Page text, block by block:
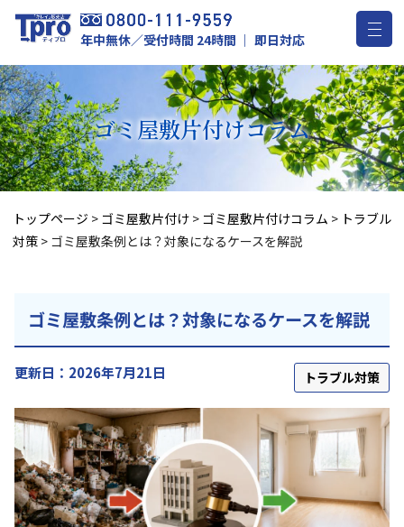
年中無休／受付時間 24時間 ｜ 即日対応
ゴミ屋敷片付けコラム
トップページ > ゴミ屋敷片付け > ゴミ屋敷片付けコラム > トラブル
対策 > ゴミ屋敷条例とは？対象になるケースを解説
ゴミ屋敷条例とは？対象になるケースを解説
更新日：2026年7月21日 トラブル対策